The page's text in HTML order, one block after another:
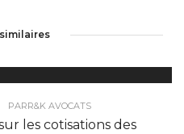
PARR&K AVOCATS
les cotisations des